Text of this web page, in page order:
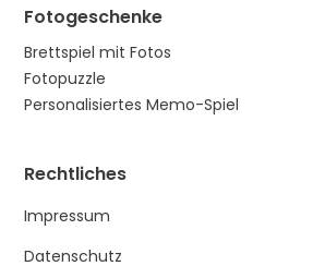
Fotogeschenke
Brettspiel mit Fotos
Fotopuzzle
Personalisiertes Memo-Spiel
Rechtliches
Impressum
Datenschutz